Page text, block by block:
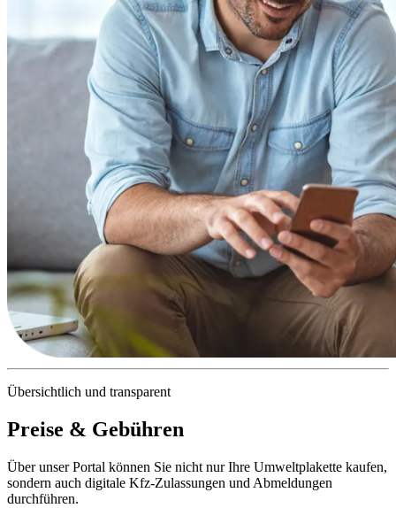
Übersichtlich und transparent
Preise & Gebühren
Über unser Portal können Sie nicht nur Ihre Umweltplakette kaufen,
sondern auch digitale Kfz-Zulassungen und Abmeldungen
durchführen.